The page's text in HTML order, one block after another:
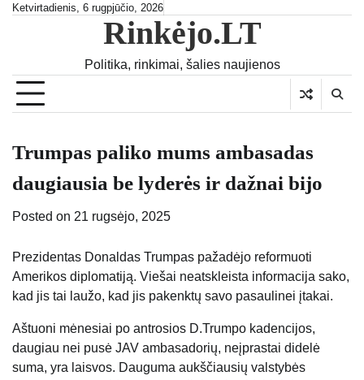
SkipKetvirtadienis, 6 rugpjūčio, 2026
Rinkėjo.LT
Politika, rinkimai, šalies naujienos
Trumpas paliko mums ambasadas
daugiausia be lyderės ir dažnai bijo
Posted on 21 rugsėjo, 2025
Prezidentas Donaldas Trumpas pažadėjo reformuoti
Amerikos diplomatiją. Viešai neatskleista informacija sako,
kad jis tai laužo, kad jis pakenktų savo pasaulinei įtakai.
Aštuoni mėnesiai po antrosios D.Trumpo kadencijos,
daugiau nei pusė JAV ambasadorių, neįprastai didelė
suma, yra laisvos. Dauguma aukščiausių valstybės